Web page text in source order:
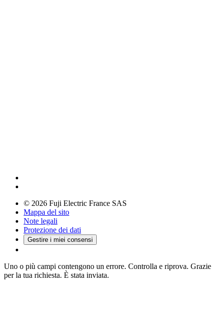
© 2026 Fuji Electric France SAS
Mappa del sito
Note legali
Protezione dei dati
Gestire i miei consensi
Uno o più campi contengono un errore. Controlla e riprova. Grazie
per la tua richiesta. È stata inviata.